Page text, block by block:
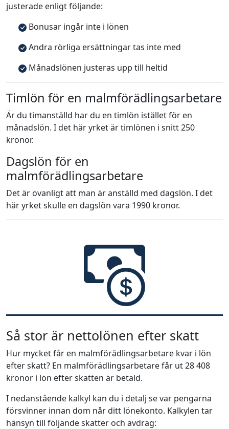
justerade enligt följande:
Bonusar ingår inte i lönen
Andra rörliga ersättningar tas inte med
Månadslönen justeras upp till heltid
Timlön för en malmförädlingsarbetare
Är du timanställd har du en timlön istället för en
månadslön. I det här yrket är timlönen i snitt 250
kronor.
Dagslön för en
malmförädlingsarbetare
Det är ovanligt att man är anställd med dagslön. I det
här yrket skulle en dagslön vara 1990 kronor.
Så stor är nettolönen efter skatt
Hur mycket får en malmförädlingsarbetare kvar i lön
efter skatt? En malmförädlingsarbetare får ut 28 408
kronor i lön efter skatten är betald.
I nedanstående kalkyl kan du i detalj se var pengarna
försvinner innan dom når ditt lönekonto. Kalkylen tar
hänsyn till följande skatter och avdrag: